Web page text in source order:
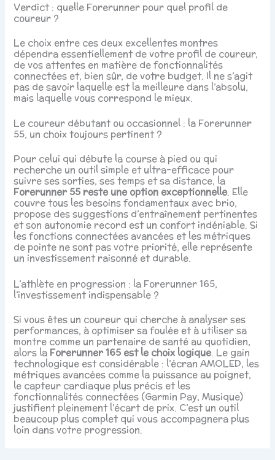
Verdict : quelle Forerunner pour quel profil de
coureur ?
Le choix entre ces deux excellentes montres
dépendra essentiellement de votre profil de coureur,
de vos attentes en matière de fonctionnalités
connectées et, bien sûr, de votre budget. Il ne s’agit
pas de savoir laquelle est la meilleure dans l’absolu,
mais laquelle vous correspond le mieux.
Le coureur débutant ou occasionnel : la Forerunner
55, un choix toujours pertinent ?
Pour celui qui débute la course à pied ou qui
recherche un outil simple et ultra-efficace pour
suivre ses sorties, ses temps et sa distance, la
Forerunner 55 reste une option exceptionnelle. Elle
couvre tous les besoins fondamentaux avec brio,
propose des suggestions d’entraînement pertinentes
et son autonomie record est un confort indéniable. Si
les fonctions connectées avancées et les métriques
de pointe ne sont pas votre priorité, elle représente
un investissement raisonné et durable.
L’athlète en progression : la Forerunner 165,
l’investissement indispensable ?
Si vous êtes un coureur qui cherche à analyser ses
performances, à optimiser sa foulée et à utiliser sa
montre comme un partenaire de santé au quotidien,
alors la Forerunner 165 est le choix logique. Le gain
technologique est considérable : l’écran AMOLED, les
métriques avancées comme la puissance au poignet,
le capteur cardiaque plus précis et les
fonctionnalités connectées (Garmin Pay, Musique)
justifient pleinement l’écart de prix. C’est un outil
beaucoup plus complet qui vous accompagnera plus
loin dans votre progression.